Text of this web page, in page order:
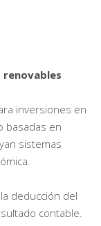
inversiones en
basadas en
sistemas
deducción del
contable.